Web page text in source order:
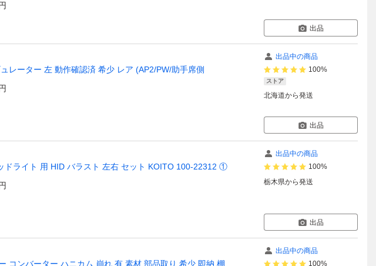
出品
レーター 左 動作確認済 希少 レア (AP2/PW/助手席側
出品中の商品
100%
ストア
北海道から発送
出品
ドライト 用 HID バラスト 左右 セット KOITO 100-22312 ①
出品中の商品
100%
栃木県から発送
出品
コンバーター ハニカム 崩れ 有 素材 部品取り 希少 即納 棚
出品中の商品
100%